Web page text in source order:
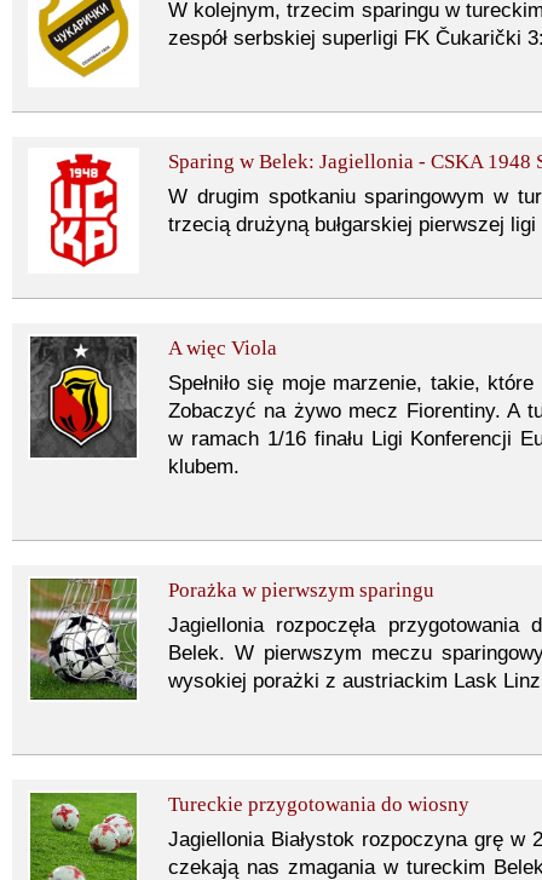
W kolejnym, trzecim sparingu w
zespół serbskiej superligi FK Čukarički
Sparing w Belek: Jagiellonia - CSKA 1948
W drugim spotkaniu sparingowym w
trzecią drużyną bułgarskiej pierwszej
A więc Viola
Spełniło się moje marzenie, takie,
Zobaczyć na żywo mecz Fiorentiny. A
w ramach 1/16 finału Ligi Konferencji
klubem.
Porażka w pierwszym sparingu
Jagiellonia rozpoczęła
Belek. W pierwszym meczu
wysokiej porażki z austriackim Lask
Tureckie przygotowania do wiosny
Jagiellonia Białystok rozpoczyna grę w
czekają nas zmagania w tureckim